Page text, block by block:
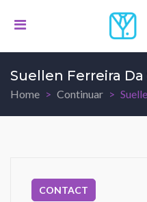
Suellen Ferreira
Home Continuar